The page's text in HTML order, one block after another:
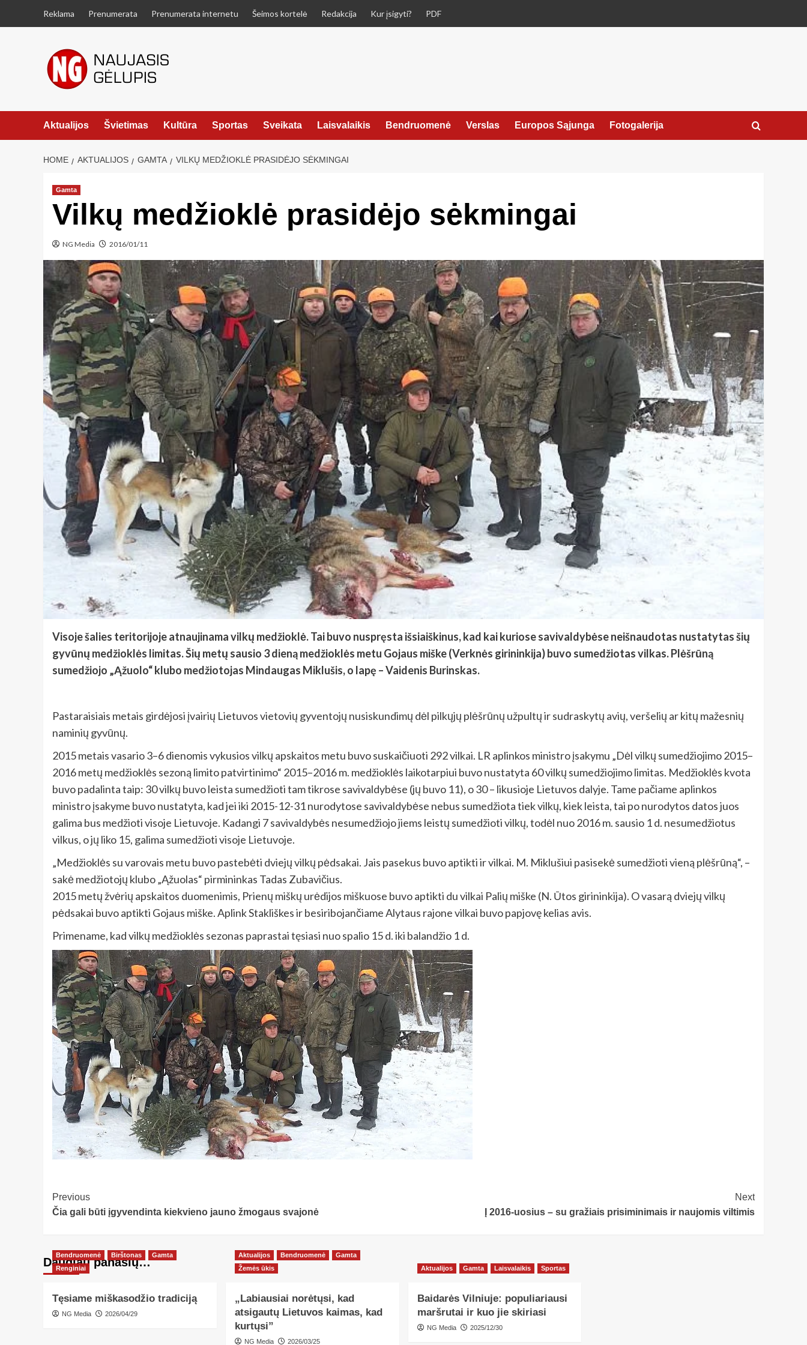
Reklama Prenumerata Prenumerata internetu Šeimos kortelė Redakcija Kur įsigyti? PDF
Aktualijos Švietimas Kultūra Sportas Sveikata Laisvalaikis Bendruomenė Verslas Europos Sąjunga Fotogalerija
HOME AKTUALIJOS GAMTA VILKŲ MEDŽIOKLĖ PRASIDĖJO SĖKMINGAI
Gamta
Vilkų medžioklė prasidėjo sėkmingai
NG Media 2016/01/11
Visoje šalies teritorijoje atnaujinama vilkų medžioklė. Tai buvo nuspręsta išsiaiškinus, kad kai kuriose savivaldybėse neišnaudotas nustatytas šių
gyvūnų medžioklės limitas. Šių metų sausio 3 dieną medžioklės metu Gojaus miške (Verknės girininkija) buvo sumedžiotas vilkas. Plėšrūną
sumedžiojo „Ąžuolo“ klubo medžiotojas Mindaugas Miklušis, o lapę – Vaidenis Burinskas.
Pastaraisiais metais girdėjosi įvairių Lietuvos vietovių gyventojų nusiskundimų dėl pilkųjų plėšrūnų užpultų ir sudraskytų avių, veršelių ar kitų mažesnių
naminių gyvūnų.
2015 metais vasario 3–6 dienomis vykusios vilkų apskaitos metu buvo suskaičiuoti 292 vilkai. LR aplinkos ministro įsakymu „Dėl vilkų sumedžiojimo 2015–
2016 metų medžioklės sezoną limito patvirtinimo“ 2015–2016 m. medžioklės laikotarpiui buvo nustatyta 60 vilkų sumedžiojimo limitas. Medžioklės kvota
buvo padalinta taip: 30 vilkų buvo leista sumedžioti tam tikrose savivaldybėse (jų buvo 11), o 30 – likusioje Lietuvos dalyje. Tame pačiame aplinkos
ministro įsakyme buvo nustatyta, kad jei iki 2015-12-31 nurodytose savivaldybėse nebus sumedžiota tiek vilkų, kiek leista, tai po nurodytos datos juos
galima bus medžioti visoje Lietuvoje. Kadangi 7 savivaldybės nesumedžiojo jiems leistų sumedžioti vilkų, todėl nuo 2016 m. sausio 1 d. nesumedžiotus
vilkus, o jų liko 15, galima sumedžioti visoje Lietuvoje.
„Medžioklės su varovais metu buvo pastebėti dviejų vilkų pėdsakai. Jais pasekus buvo aptikti ir vilkai. M. Miklušiui pasisekė sumedžioti vieną plėšrūną“, –
sakė medžiotojų klubo „Ąžuolas“ pirmininkas Tadas Zubavičius.
2015 metų žvėrių apskaitos duomenimis, Prienų miškų urėdijos miškuose buvo aptikti du vilkai Palių miške (N. Ūtos girininkija). O vasarą dviejų vilkų
pėdsakai buvo aptikti Gojaus miške. Aplink Stakliškes ir besiribojančiame Alytaus rajone vilkai buvo papjovę kelias avis.
Primename, kad vilkų medžioklės sezonas paprastai tęsiasi nuo spalio 15 d. iki balandžio 1 d.
Post
Navigation
Previous
Čia gali būti įgyvendinta kiekvieno jauno žmogaus svajonė
Next
Į 2016-uosius – su gražiais prisiminimais ir naujomis viltimis
Daugiau panašių…
Bendruomenė Birštonas
Gamta
Renginiai
Tęsiame miškasodžio tradiciją
NG Media 2026/04/29
Aktualijos Bendruomenė
Gamta
Žemės ūkis
„Labiausiai norėtųsi, kad
atsigautų Lietuvos kaimas, kad
kurtųsi”
NG Media 2026/03/25
Aktualijos Gamta Laisvalaikis Sportas
Baidarės Vilniuje: populiariausi
maršrutai ir kuo jie skiriasi
NG Media 2025/12/30